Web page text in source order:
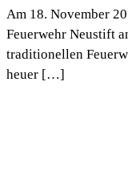
Am 18. November
Feuerwehr Neustift
traditionellen
heuer […]